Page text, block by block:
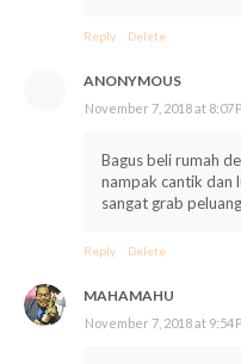
Reply Delete
ANONYMOUS
November 7, 2018 at 8:07
Bagus beli rumah
nampak cantik dan
sangat grab
Reply Delete
MAHAMAHU
November 7, 2018 at 9:54